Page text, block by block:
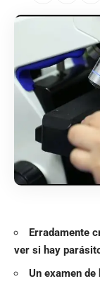
Erradamente
ver si hay
Un examen